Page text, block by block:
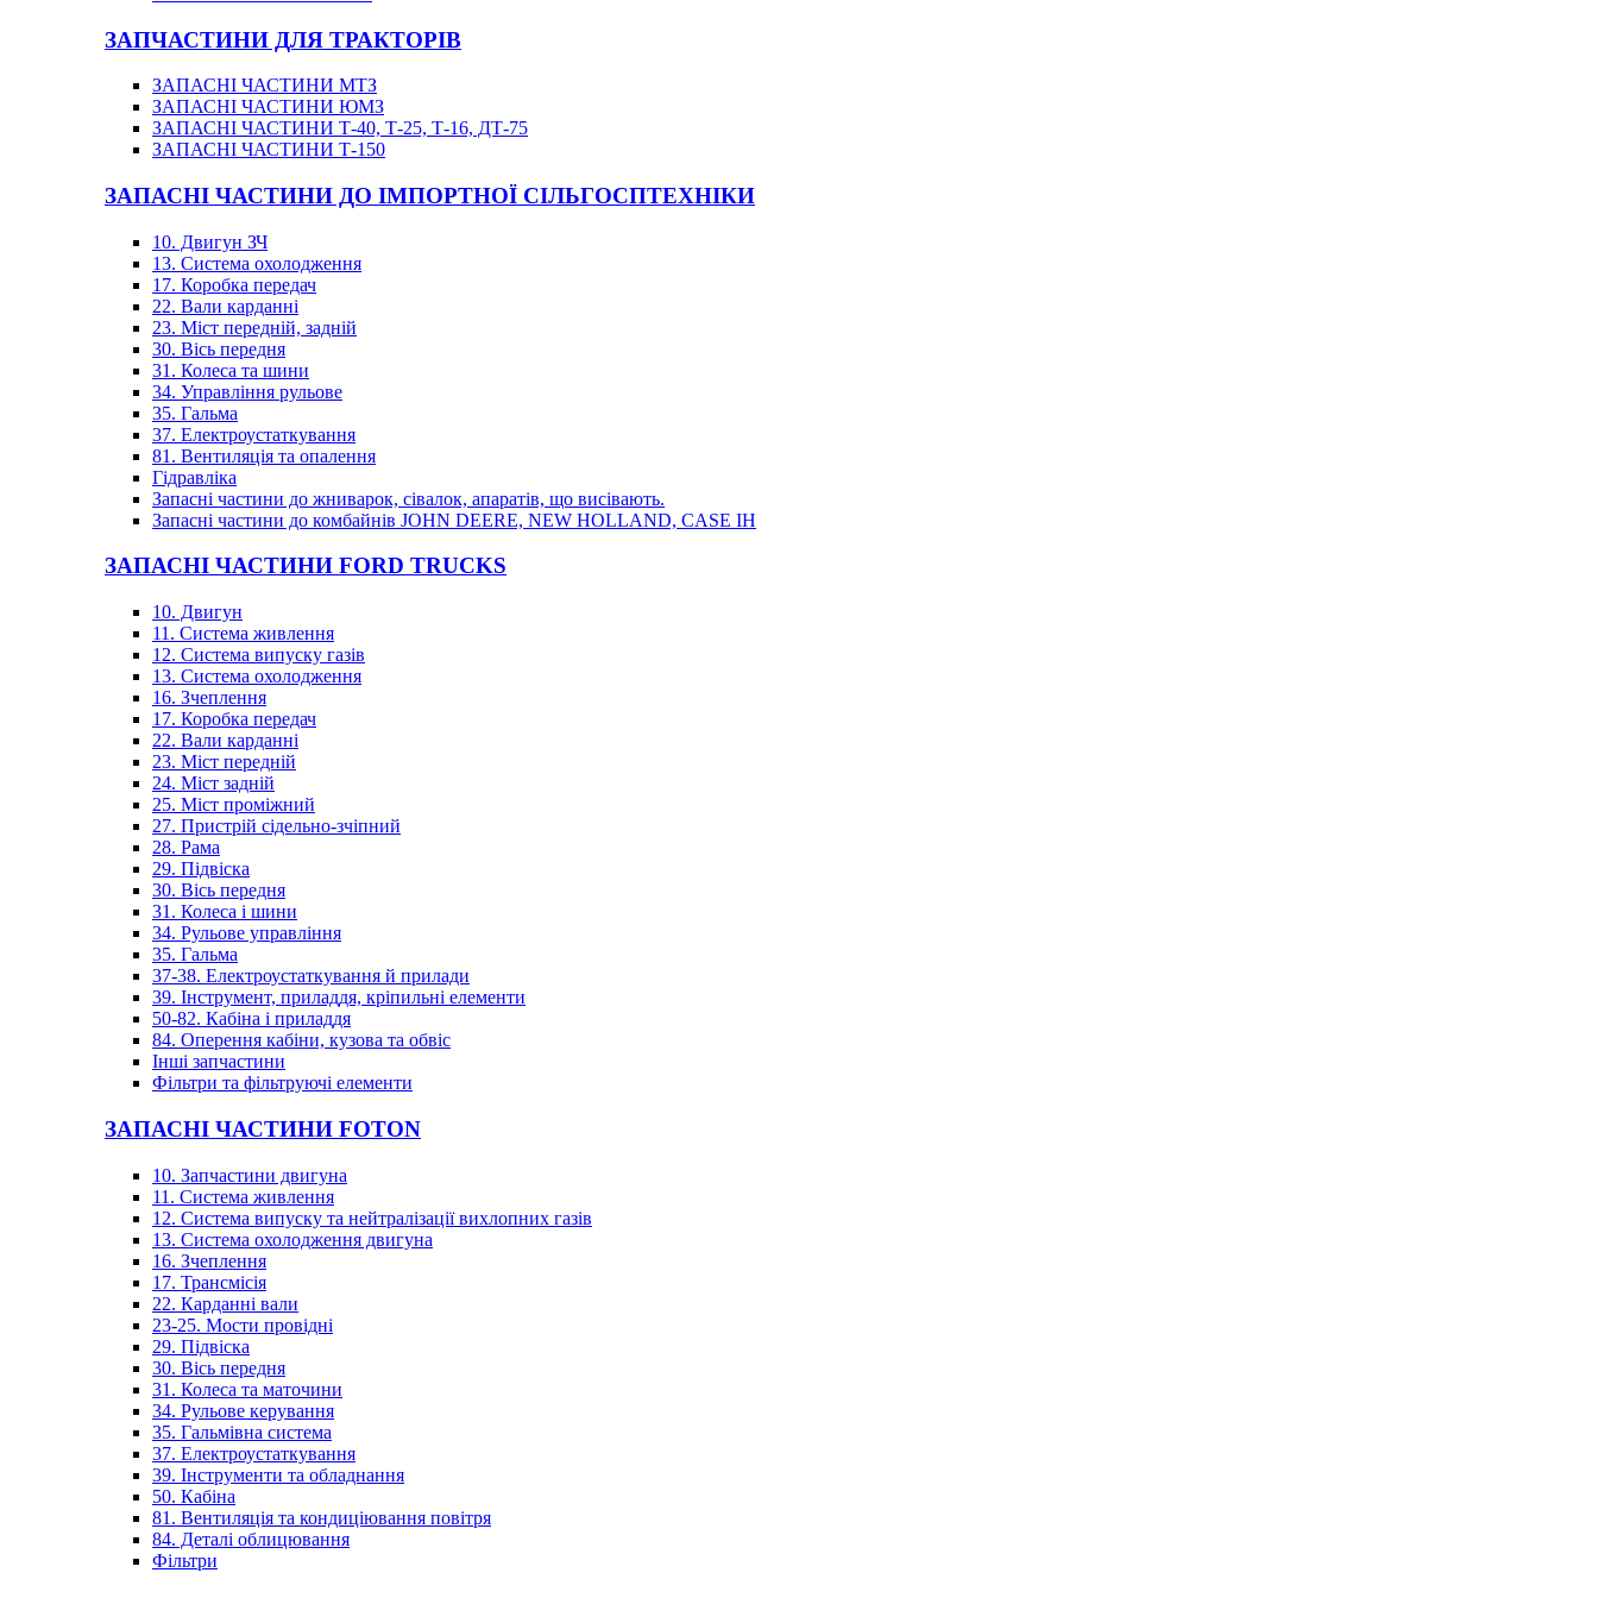
ЗАПЧАСТИНИ ДЛЯ ТРАКТОРІВ
ЗАПАСНІ ЧАСТИНИ МТЗ
ЗАПАСНІ ЧАСТИНИ ЮМЗ
ЗАПАСНІ ЧАСТИНИ Т-40, Т-25, Т-16, ДТ-75
ЗАПАСНІ ЧАСТИНИ Т-150
ЗАПАСНІ ЧАСТИНИ ДО ІМПОРТНОЇ СІЛЬГОСПТЕХНІКИ
10. Двигун ЗЧ
13. Система охолодження
17. Коробка передач
22. Вали карданні
23. Міст передній, задній
30. Вісь передня
31. Колеса та шини
34. Управління рульове
35. Гальма
37. Електроустаткування
81. Вентиляція та опалення
Гідравліка
Запасні частини до жниварок, сівалок, апаратів, що висівають.
Запасні частини до комбайнів JOHN DEERE, NEW HOLLAND, CASE IH
ЗАПАСНІ ЧАСТИНИ FORD TRUCKS
10. Двигун
11. Система живлення
12. Система випуску газів
13. Система охолодження
16. Зчеплення
17. Коробка передач
22. Вали карданні
23. Міст передній
24. Міст задній
25. Міст проміжний
27. Пристрій сідельно-зчіпний
28. Рама
29. Підвіска
30. Вісь передня
31. Колеса і шини
34. Рульове управління
35. Гальма
37-38. Електроустаткування й прилади
39. Інструмент, приладдя, кріпильні елементи
50-82. Кабіна і приладдя
84. Оперення кабіни, кузова та обвіс
Інші запчастини
Фільтри та фільтруючі елементи
ЗАПАСНІ ЧАСТИНИ FOTON
10. Запчастини двигуна
11. Система живлення
12. Система випуску та нейтралізації вихлопних газів
13. Система охолодження двигуна
16. Зчеплення
17. Трансмісія
22. Карданні вали
23-25. Мости провідні
29. Підвіска
30. Вісь передня
31. Колеса та маточини
34. Рульове керування
35. Гальмівна система
37. Електроустаткування
39. Інструменти та обладнання
50. Кабіна
81. Вентиляція та кондиціювання повітря
84. Деталі облицювання
Фільтри